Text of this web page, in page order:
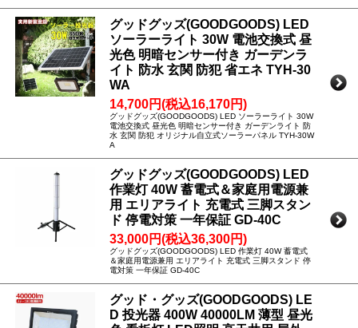
グッドグッズ(GOODGOODS) LED
ソーラーライト 30W 電池交換式 昼
光色 明暗センサー付き ガーデンラ
イト 防水 玄関 防犯 省エネ TYH-30
WA
14,700円(税込16,170円)
グッドグッズ(GOODGOODS) LED ソーラーライト 30W
電池交換式 昼光色 明暗センサー付き ガーデンライト 防
水 玄関 防犯 オリジナル自立式ソーラーパネル TYH-30W
A
グッドグッズ(GOODGOODS) LED
作業灯 40W 蓄電式＆家庭用電源兼
用 エリアライト 充電式 三脚スタン
ド 停電対策 一年保証 GD-40C
33,000円(税込36,300円)
グッドグッズ(GOODGOODS) LED 作業灯 40W 蓄電式
＆家庭用電源兼用 エリアライト 充電式 三脚スタンド 停
電対策 一年保証 GD-40C
グッド・グッズ(GOODGOODS) LE
D 投光器 400W 40000LM 薄型 昼光